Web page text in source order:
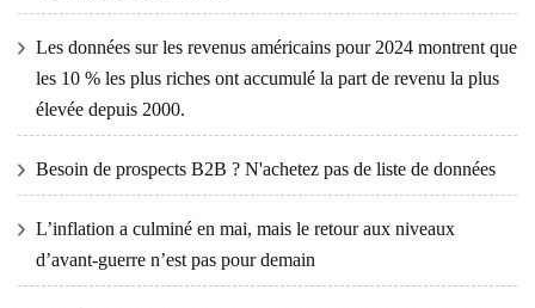
Les données sur les revenus américains pour 2024 montrent que
les 10 % les plus riches ont accumulé la part de revenu la plus
élevée depuis 2000.
Besoin de prospects B2B ? N'achetez pas de liste de données
L’inflation a culminé en mai, mais le retour aux niveaux
d’avant-guerre n’est pas pour demain